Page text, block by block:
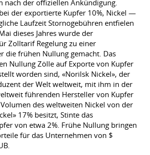
nach der offiziellen Ankündigung.
der exportierte Kupfer 10%, Nickel —
Laufzeit Stornogebühren entfielen
dieses Jahres wurde der
Zolltarif Regelung zu einer
die frühen Nullung gemacht. Das
Nullung Zölle auf Exporte von Kupfer
worden sind, «Norilsk Nickel», der
der Welt weltweit, mit ihm in der
führenden Hersteller von Kupfer
des weltweiten Nickel von der
17% besitzt, Stinte das
von etwa 2%. Frühe Nullung bringen
für das Unternehmen von $